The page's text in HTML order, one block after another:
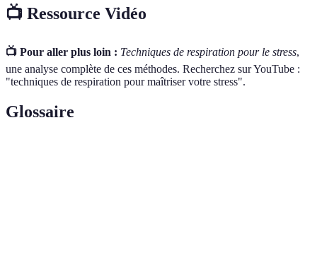
📺 Ressource Vidéo
📺 Pour aller plus loin : Techniques de respiration pour le stress,
une analyse complète de ces méthodes. Recherchez sur YouTube :
"techniques de respiration pour maîtriser votre stress".
Glossaire